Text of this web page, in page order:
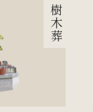
樹
木
葬